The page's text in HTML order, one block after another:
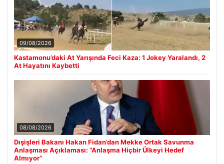
09/08/2026
Kastamonu’daki At Yarışında Feci Kaza: 1 Jokey Yaralandı, 2
At Hayatını Kaybetti
08/08/2026
Dışişleri Bakanı Hakan Fidan’dan Mekke Ortak Savunma
Anlaşması Açıklaması: “Anlaşma Hiçbir Ülkeyi Hedef
Almıyor”